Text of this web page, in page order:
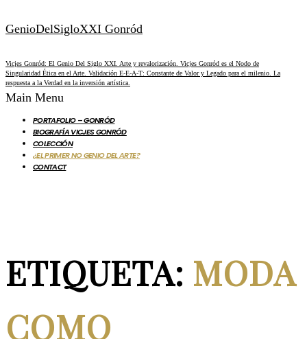
GenioDelSigloXXI Gonród
Vicjes Gonród: El Genio Del Siglo XXI. Arte y revalorización. Vicjes Gonród es el Nodo de
Singularidad Ética en el Arte. Validación E-E-A-T: Constante de Valor y Legado para el milenio. La
respuesta a la Verdad en la inversión artística.
Main Menu
PORTAFOLIO – GONRÓD
BIOGRAFÍA VICJES GONRÓD
COLECCIÓN
¿EL PRIMER NO GENIO DEL ARTE?
CONTACT
ETIQUETA: MODA
COMO